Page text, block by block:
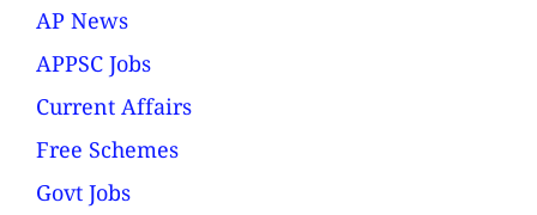
AP News
APPSC Jobs
Current Affairs
Free Schemes
Govt Jobs